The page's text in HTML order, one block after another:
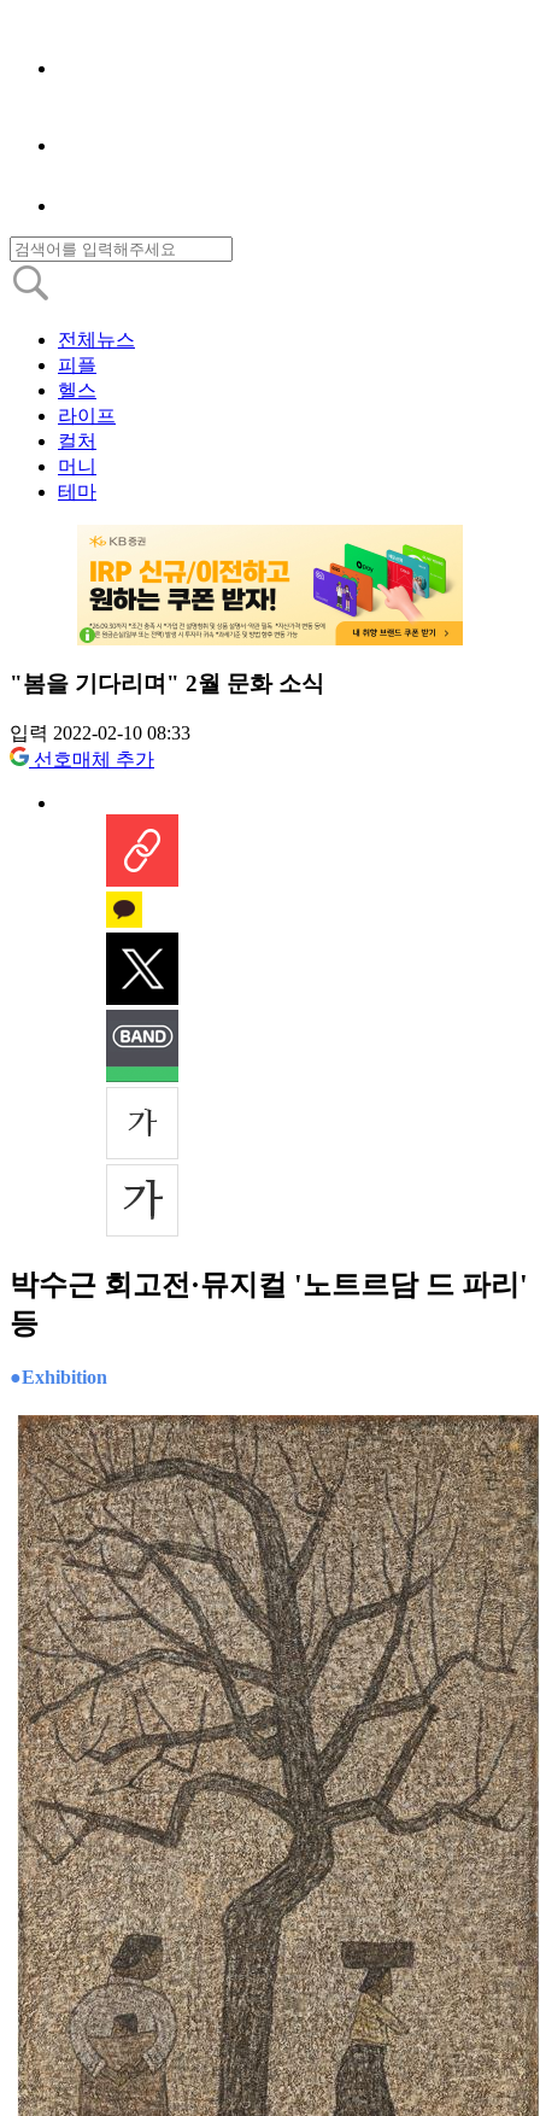
전체뉴스
피플
헬스
라이프
컬처
머니
테마
"봄을 기다리며" 2월 문화 소식
입력 2022-02-10 08:33
선호매체 추가
박수근 회고전·뮤지컬 '노트르담 드 파리'
등
●Exhibition